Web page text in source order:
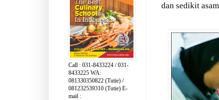
dan sedikit
Call : 031-8433224 / 031-
8433225 WA:
081330350822 (Tutie) /
081232539310 (Tutie) E-
mail :